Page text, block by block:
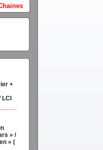
13 février + Cnews « Face
+
» /
» (